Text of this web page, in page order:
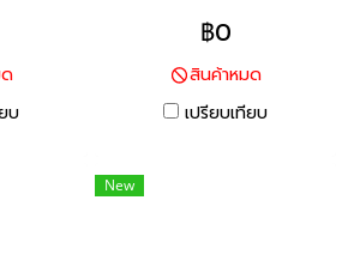
ต่อสภาพ
าฐานที่ทำ
ละพื้นผิว
ที่ทนต่อ
บ
โลหะประเภทเหล็ก ทนต่อสภาพ
แวดล้อมด้วยสายมาตราฐานที่ทำ
จาก PVC ทนน้ำมัน และพื้นผิว
ตรวจจับที่ทำจากวัสดุที่ทนต่อ
฿0
สินค้าหมด
เปรียบเทียบ
New